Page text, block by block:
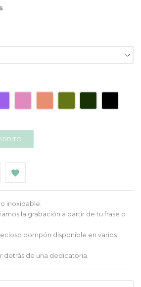
SalmónVerde
Claro
Verde
Oscuro
Negro
inoxidable.
la grabación a partir de tu frase o
pompón disponible en varios
de una dedicatoria.